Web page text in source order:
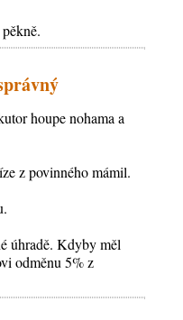
houpe nohama a
z povinného mámil.
úhradě. Kdyby měl
odměnu 5% z